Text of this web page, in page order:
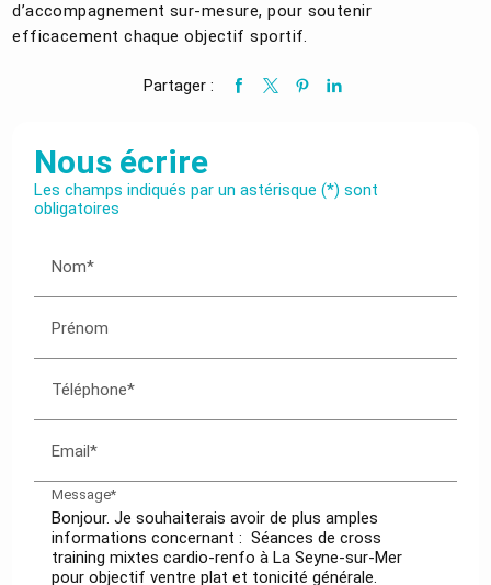
d’accompagnement sur-mesure, pour soutenir
efficacement chaque objectif sportif.
Partager :
Nous écrire
Les champs indiqués par un astérisque (*) sont
obligatoires
Nom*
Prénom
Téléphone*
Email*
Message*